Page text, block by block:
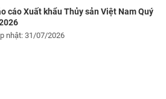
cáo Xuất khẩu Thủy sản Việt Nam Quý
nhật: 31/07/2026